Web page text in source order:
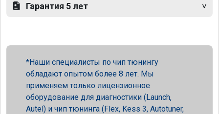
Гарантия 5 лет
Наши специалисты по чип тюнингу
обладают опытом более 8 лет. Мы
применяем только лицензионное
оборудование для диагностики (Launch,
Autel) и чип тюнинга (Flex, Kess 3, Autotuner,